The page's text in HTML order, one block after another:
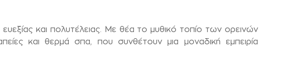
και πολυτέλειας. Με θέα το μυθικό τοπίο των ορεινών
και θερμά σπα, που συνθέτουν μια μοναδική εμπειρία